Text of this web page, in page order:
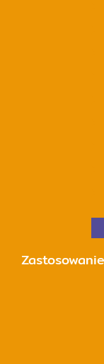
Zastosowanie